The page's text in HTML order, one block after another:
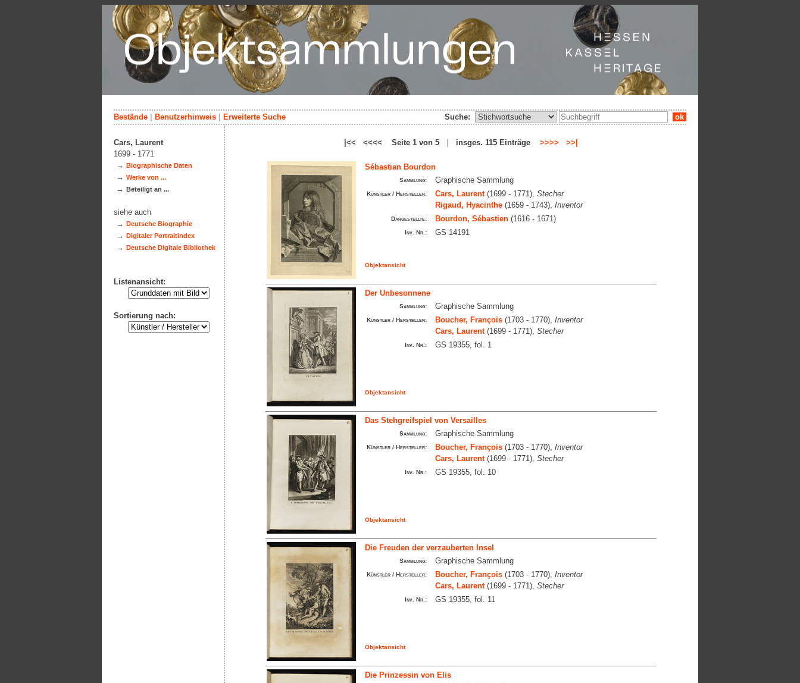
Suche: ok
Bestände Benutzerhinweis Erweiterte Suche
|<< <<<< Seite 1 von 5 insges. 115 Einträge >>>> >>|
Sébastian Bourdon
Sammlung: Graphische Sammlung
Künstler / Hersteller: Cars, Laurent(1699 - 1771), Stecher
Rigaud, Hyacinthe(1659 - 1743), Inventor
Dargestellte: Bourdon, Sébastien(1616 - 1671)
Inv. Nr.: GS 14191
Objektansicht
Der Unbesonnene
Sammlung: Graphische Sammlung
Künstler / Hersteller: Boucher, François(1703 - 1770), Inventor
Cars, Laurent(1699 - 1771), Stecher
Inv. Nr.: GS 19355, fol. 1
Objektansicht
Das Stehgreifspiel von Versailles
Sammlung: Graphische Sammlung
Künstler / Hersteller: Boucher, François(1703 - 1770), Inventor
Cars, Laurent(1699 - 1771), Stecher
Inv. Nr.: GS 19355, fol. 10
Objektansicht
Die Freuden der verzauberten Insel
Sammlung: Graphische Sammlung
Künstler / Hersteller: Boucher, François(1703 - 1770), Inventor
Cars, Laurent(1699 - 1771), Stecher
Inv. Nr.: GS 19355, fol. 11
Objektansicht
Die Prinzessin von Elis
Cars, Laurent
1699 - 1771
→ Biographische Daten
→ Werke von ...
→ Beteiligt an ...
siehe auch
→ Deutsche Biographie
→ Digitaler Portraitindex
→ Deutsche Digitale Bibliothek
Listenansicht:
Sortierung nach: